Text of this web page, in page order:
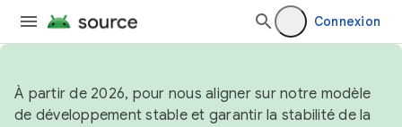
Connexion
À partir de 2026, pour nous aligner sur notre modèle
de développement stable et garantir la stabilité de la